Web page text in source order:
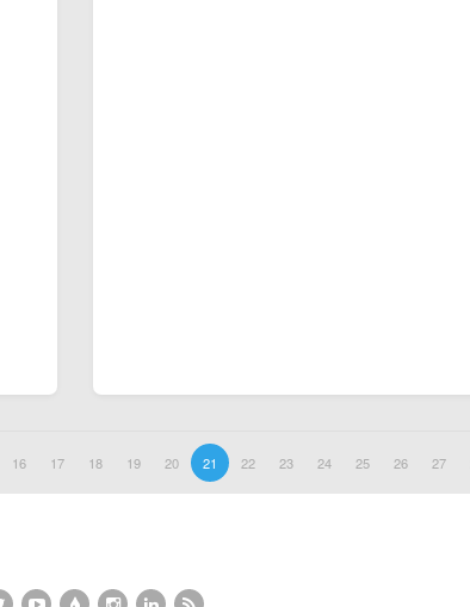
16 17 18 19 20 21 22 23 24 25 26 27